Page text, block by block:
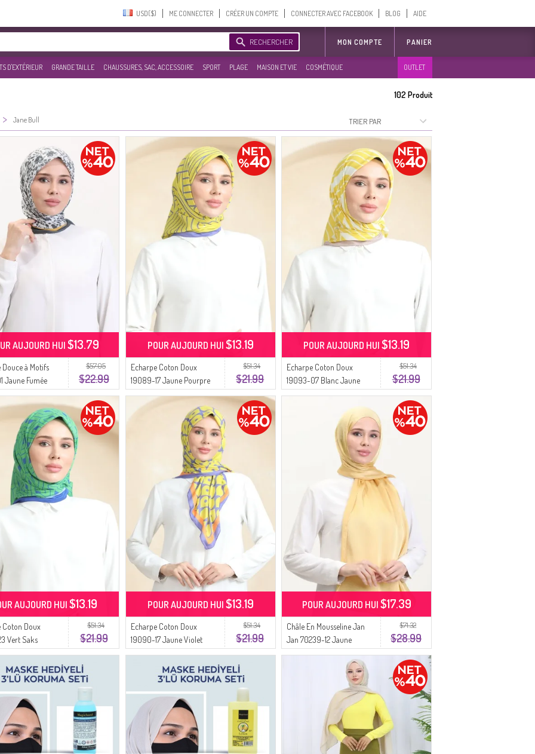
USD($)‎ ME CONNECTER CRÉER UN COMPTE CONNECTER AVEC FACEBOOK BLOG AIDE
RECHERCHER MON COMPTE PANIER
D'EXTÉRIEUR GRANDE TAILLE CHAUSSURES, SAC, ACCESSOIRE SPORT PLAGE MAISON ET VIE COSMÉTIQUE OUTLET
102 Produit
> Jane Bull
$57.05
$22.99
Douce à Motifs
Jaune Fumée
AUJOURD HUI$13.79
$51.34
$21.99
Echarpe Coton Doux
19089-17 Jaune Pourpre
POUR AUJOURD HUI $13.19
$51.34
$21.99
Echarpe Coton Doux
19093-07 Blanc Jaune
POUR AUJOURD HUI$13.19
$51.34
$21.99
Coton Doux
Vert Saks
AUJOURD HUI$13.19
$51.34
$21.99
Echarpe Coton Doux
19090-17 Jaune Violet
POUR AUJOURD HUI $13.19
$71.32
$28.99
Châle En Mousseline Jan
Jan 70239-12 Jaune
POUR AUJOURD HUI $17.39